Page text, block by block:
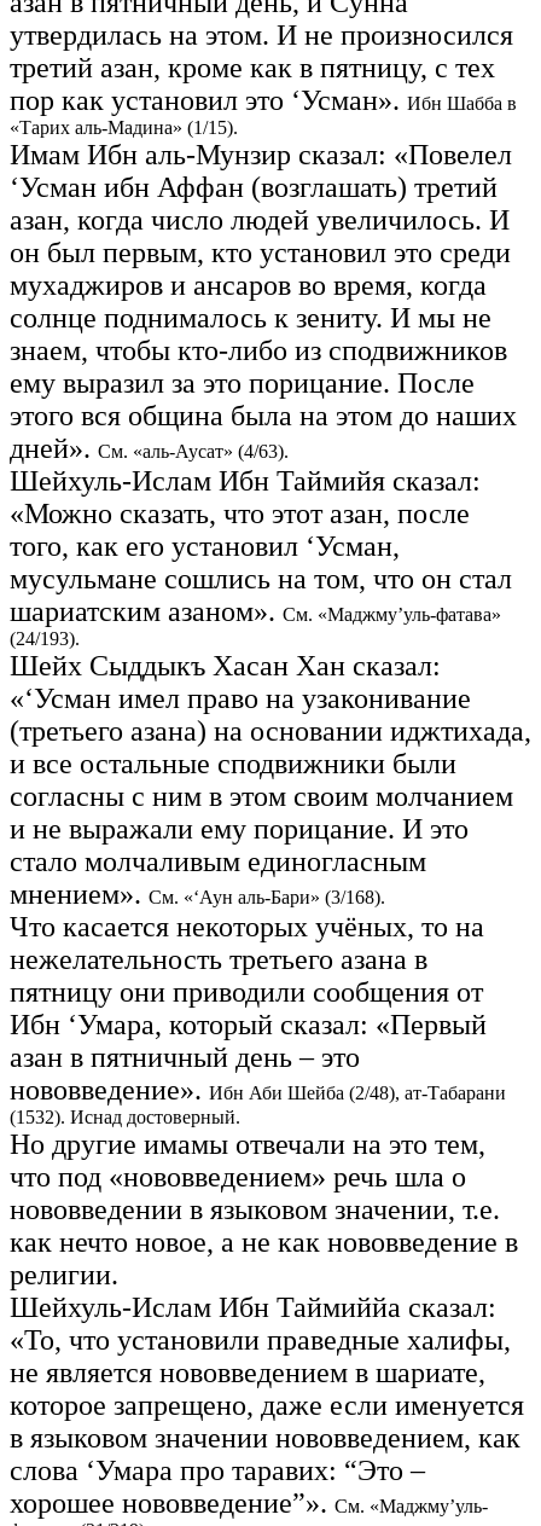
утвердилась на этом. И не произносился
третий азан, кроме как в пятницу, с тех
пор как установил это ‘Усман». Ибн Шабба в
«Тарих аль-Мадина» (1/15).
Имам Ибн аль-Мунзир сказал: «Повелел
‘Усман ибн Аффан (возглашать) третий
азан, когда число людей увеличилось. И
он был первым, кто установил это среди
мухаджиров и ансаров во время, когда
солнце поднималось к зениту. И мы не
знаем, чтобы кто-либо из сподвижников
ему выразил за это порицание. После
этого вся община была на этом до наших
дней». См. «аль-Аусат» (4/63).
Шейхуль-Ислам Ибн Таймийя сказал:
«Можно сказать, что этот азан, после
того, как его установил ‘Усман,
мусульмане сошлись на том, что он стал
шариатским азаном». См. «Маджму’уль-фатава»
(24/193).
Шейх Сыддыкъ Хасан Хан сказал:
«‘Усман имел право на узаконивание
(третьего азана) на основании иджтихада,
и все остальные сподвижники были
согласны с ним в этом своим молчанием
и не выражали ему порицание. И это
стало молчаливым единогласным
мнением». См. «‘Аун аль-Бари» (3/168).
Что касается некоторых учёных, то на
нежелательность третьего азана в
пятницу они приводили сообщения от
Ибн ‘Умара, который сказал: «Первый
азан в пятничный день – это
нововведение». Ибн Аби Шейба (2/48), ат-Табарани
(1532). Иснад достоверный.
Но другие имамы отвечали на это тем,
что под «нововведением» речь шла о
нововведении в языковом значении, т.е.
как нечто новое, а не как нововведение в
религии.
Шейхуль-Ислам Ибн Таймиййа сказал:
«То, что установили праведные халифы,
не является нововведением в шариате,
которое запрещено, даже если именуется
в языковом значении нововведением, как
слова ‘Умара про таравих: “Это –
хорошее нововведение”». См. «Маджму’уль-